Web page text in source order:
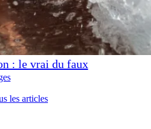
: le vrai du faux
les articles